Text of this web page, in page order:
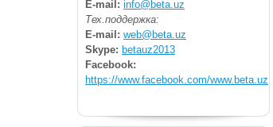
E-mail: info@beta.uz
Тех.поддержка:
E-mail: web@beta.uz
Skype: betauz2013
Facebook:
https://www.facebook.com/www.beta.uz